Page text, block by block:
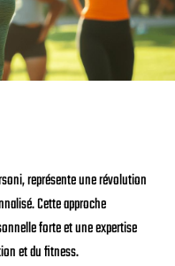
représente une révolution
Cette approche
forte et une expertise
et du fitness.